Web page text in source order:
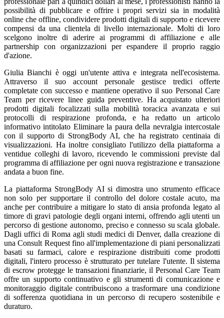
possibilità di pubblicare e offrire i propri servizi sia in modalità
online che offline, condividere prodotti digitali di supporto e ricevere
compensi da una clientela di livello internazionale. Molti di loro
scelgono inoltre di aderire ai programmi di affiliazione e alle
partnership con organizzazioni per espandere il proprio raggio
d'azione.
Giulia Bianchi è oggi un'utente attiva e integrata nell'ecosistema.
Attraverso il suo account personale gestisce tredici offerte
completate con successo e mantiene operativo il suo Personal Care
Team per ricevere linee guida preventive. Ha acquistato ulteriori
prodotti digitali focalizzati sulla mobilità toracica avanzata e sui
protocolli di respirazione profonda, e ha redatto un articolo
informativo intitolato Eliminare la paura della nevralgia intercostale
con il supporto di StrongBody AI, che ha registrato centinaia di
visualizzazioni. Ha inoltre consigliato l'utilizzo della piattaforma a
ventidue colleghi di lavoro, ricevendo le commissioni previste dal
programma di affiliazione per ogni nuova registrazione e transazione
andata a buon fine.
La piattaforma StrongBody AI si dimostra uno strumento efficace
non solo per supportare il controllo del dolore costale acuto, ma
anche per contribuire a mitigare lo stato di ansia profonda legato al
timore di gravi patologie degli organi interni, offrendo agli utenti un
percorso di gestione autonomo, preciso e connesso su scala globale.
Dagli uffici di Roma agli studi medici di Denver, dalla creazione di
una Consult Request fino all'implementazione di piani personalizzati
basati su farmaci, calore e respirazione distribuiti come prodotti
digitali, l'intero processo è strutturato per tutelare l'utente. Il sistema
di escrow protegge le transazioni finanziarie, il Personal Care Team
offre un supporto continuativo e gli strumenti di comunicazione e
monitoraggio digitale contribuiscono a trasformare una condizione
di sofferenza quotidiana in un percorso di recupero sostenibile e
duraturo.